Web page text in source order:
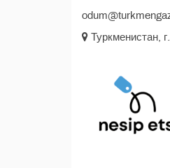
Туркменистан,